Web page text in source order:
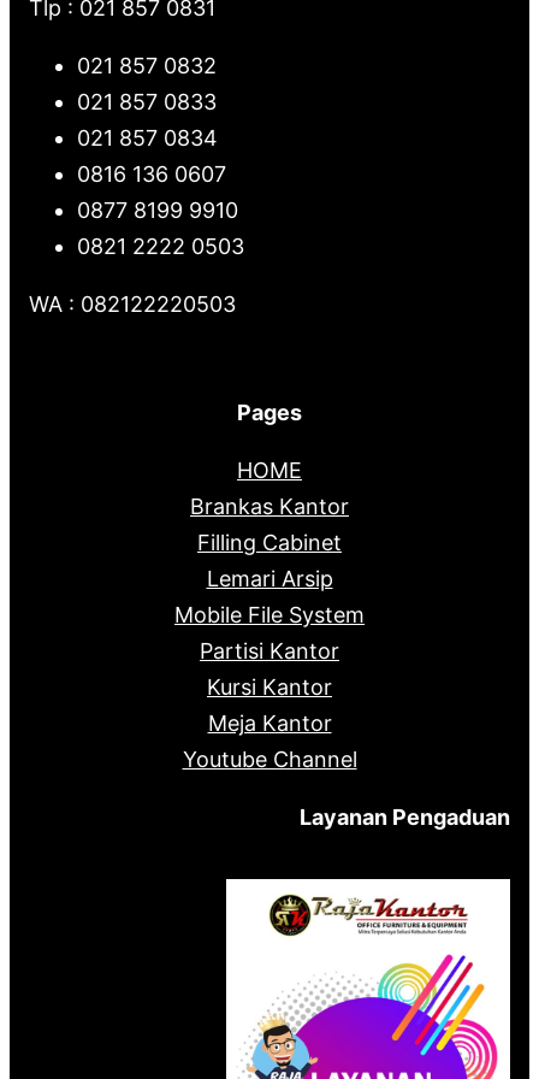
Tlp : 021 857 0831
021 857 0832
021 857 0833
021 857 0834
0816 136 0607
0877 8199 9910
0821 2222 0503
WA : 082122220503
Pages
HOME
Brankas Kantor
Filling Cabinet
Lemari Arsip
Mobile File System
Partisi Kantor
Kursi Kantor
Meja Kantor
Youtube Channel
Layanan Pengaduan